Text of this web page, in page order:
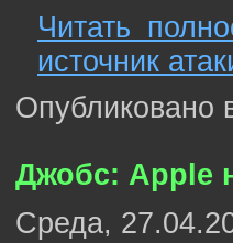
Читать
источник
Опубликовано
Джобс: Apple
Среда,